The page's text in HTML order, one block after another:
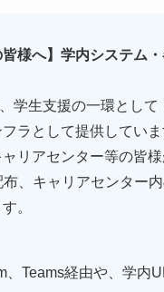
皆様へ】学内システム
学生支援の一環とし
ラとして提供していま
リアセンター等の皆
、キャリアセンター
。
、Teams経由や、学内